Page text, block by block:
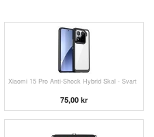
Xiaomi 15 Pro Anti-Shock Hybrid Skal - Svart
75,00 kr